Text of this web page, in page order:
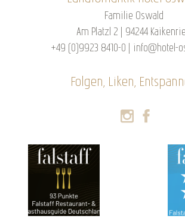
Familie Oswald
Am Platzl 2 | 94244
+49 (0)9923 8410-0
info@hotel-
Folgen, Liken,